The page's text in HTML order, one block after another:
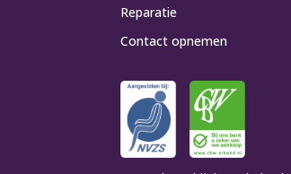
Reparatie
Contact opnemen